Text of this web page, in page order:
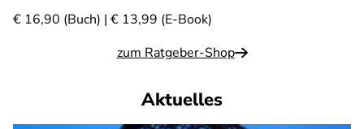
€ 16,90 (Buch) | € 13,99 (E-Book)
zum Ratgeber-Shop
Aktuelles